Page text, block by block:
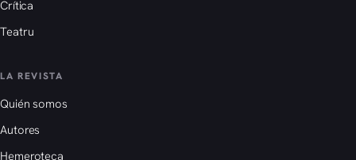
Crítica
Teatru
LA REVISTA
Quién somos
Autores
Hemeroteca